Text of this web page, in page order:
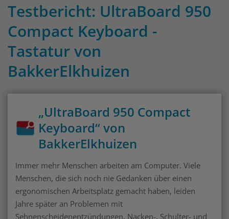
Testbericht: UltraBoard 950
Compact Keyboard -
Tastatur von
BakkerElkhuizen
„UltraBoard 950 Compact
Keyboard“ von
BakkerElkhuizen
Immer mehr Menschen arbeiten am Computer. Viele
Menschen, die sich noch nie Gedanken über einen
ergonomischen Arbeitsplatz gemacht haben, leiden
Jahre später an Problemen mit
Sehnenscheidenentzündungen, Nacken-, Schulter- und